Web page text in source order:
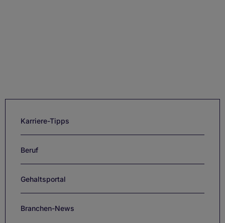
Karriere-Tipps
Beruf
Gehaltsportal
Branchen-News